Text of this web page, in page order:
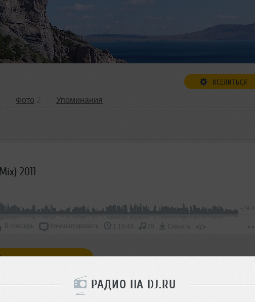
РАДИО НА DJ.RU
ВСЕЛИТЬСЯ
Фото Упоминания
2011
-79:44
В очередь Комментировать 1:19:44 Скачать </>
ПОДДЕРЖАТЬ АРТИСТА
ДРУЗЬЯМ